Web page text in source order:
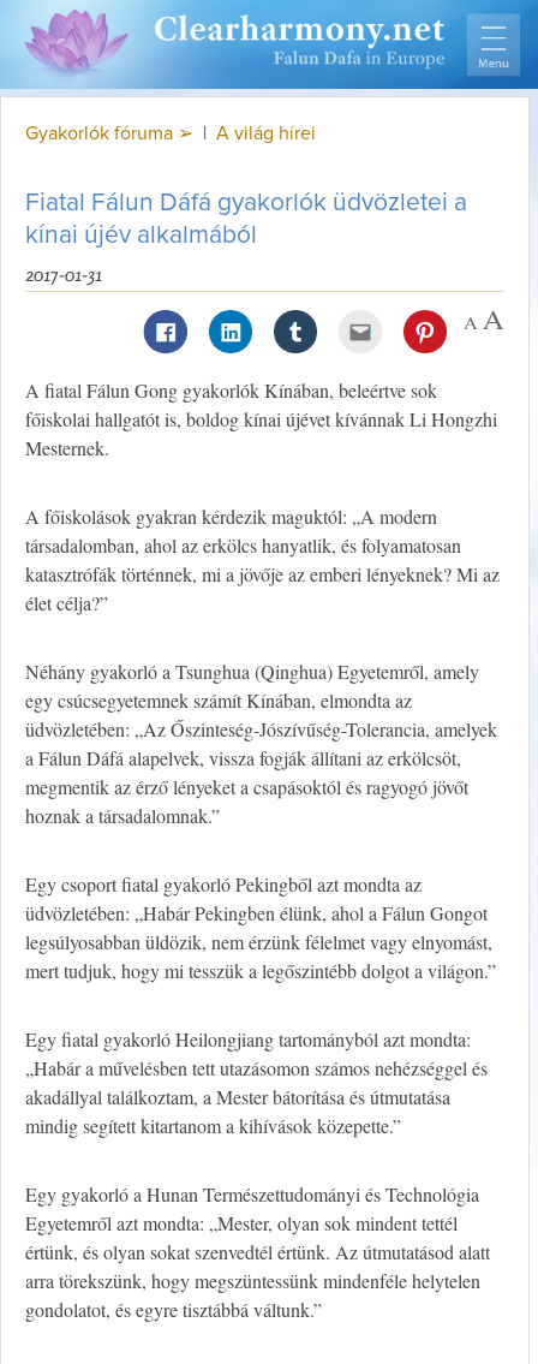
Gyakorlók fóruma ➢ A világ hírei
Fiatal Fálun Dáfá gyakorlók üdvözletei a
kínai újév alkalmából
2017-01-31
A fiatal Fálun Gong gyakorlók Kínában, beleértve sok
főiskolai hallgatót is, boldog kínai újévet kívánnak Li Hongzhi
Mesternek.
A főiskolások gyakran kérdezik maguktól: „A modern
társadalomban, ahol az erkölcs hanyatlik, és folyamatosan
katasztrófák történnek, mi a jövője az emberi lényeknek? Mi az
élet célja?”
Néhány gyakorló a Tsunghua (Qinghua) Egyetemről, amely
egy csúcsegyetemnek számít Kínában, elmondta az
üdvözletében: „Az Őszinteség-Jószívűség-Tolerancia, amelyek
a Fálun Dáfá alapelvek, vissza fogják állítani az erkölcsöt,
megmentik az érző lényeket a csapásoktól és ragyogó jövőt
hoznak a társadalomnak.”
Egy csoport fiatal gyakorló Pekingből azt mondta az
üdvözletében: „Habár Pekingben élünk, ahol a Fálun Gongot
legsúlyosabban üldözik, nem érzünk félelmet vagy elnyomást,
mert tudjuk, hogy mi tesszük a legőszintébb dolgot a világon.”
Egy fiatal gyakorló Heilongjiang tartományból azt mondta:
„Habár a művelésben tett utazásomon számos nehézséggel és
akadállyal találkoztam, a Mester bátorítása és útmutatása
mindig segített kitartanom a kihívások közepette.”
Egy gyakorló a Hunan Természettudományi és Technológia
Egyetemről azt mondta: „Mester, olyan sok mindent tettél
értünk, és olyan sokat szenvedtél értünk. Az útmutatásod alatt
arra törekszünk, hogy megszüntessünk mindenféle helytelen
gondolatot, és egyre tisztábbá váltunk.”